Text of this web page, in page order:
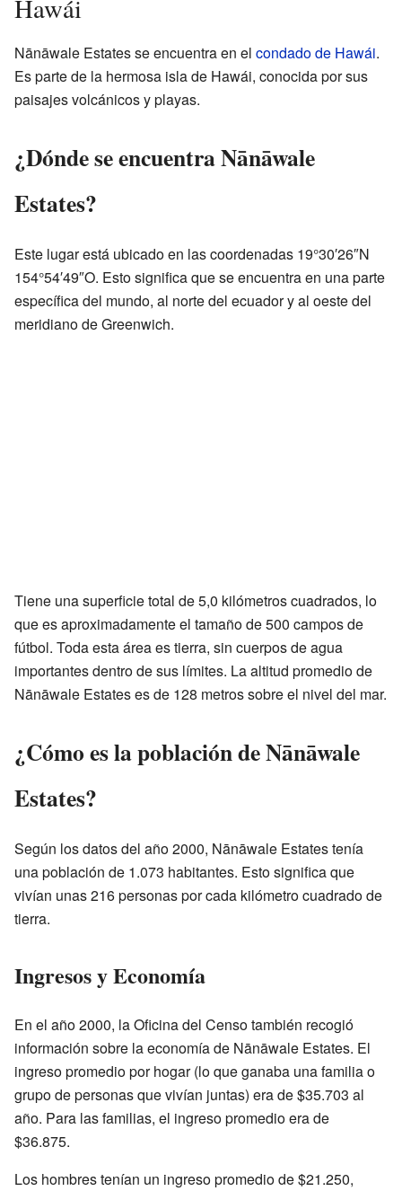
Hawái
Nānāwale Estates se encuentra en el condado de Hawái.
Es parte de la hermosa isla de Hawái, conocida por sus
paisajes volcánicos y playas.
¿Dónde se encuentra Nānāwale
Estates?
Este lugar está ubicado en las coordenadas 19°30′26″N
154°54′49″O. Esto significa que se encuentra en una parte
específica del mundo, al norte del ecuador y al oeste del
meridiano de Greenwich.
Tiene una superficie total de 5,0 kilómetros cuadrados, lo
que es aproximadamente el tamaño de 500 campos de
fútbol. Toda esta área es tierra, sin cuerpos de agua
importantes dentro de sus límites. La altitud promedio de
Nānāwale Estates es de 128 metros sobre el nivel del mar.
¿Cómo es la población de Nānāwale
Estates?
Según los datos del año 2000, Nānāwale Estates tenía
una población de 1.073 habitantes. Esto significa que
vivían unas 216 personas por cada kilómetro cuadrado de
tierra.
Ingresos y Economía
En el año 2000, la Oficina del Censo también recogió
información sobre la economía de Nānāwale Estates. El
ingreso promedio por hogar (lo que ganaba una familia o
grupo de personas que vivían juntas) era de $35.703 al
año. Para las familias, el ingreso promedio era de
$36.875.
Los hombres tenían un ingreso promedio de $21.250,